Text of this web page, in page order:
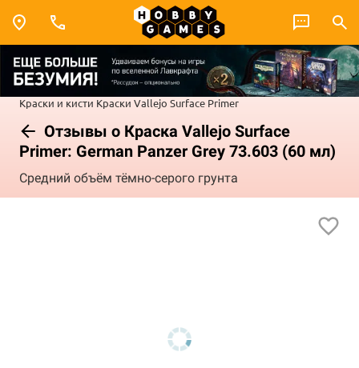
Краски и кисти Краски Vallejo Surface Primer
Отзывы о Краска Vallejo Surface
Primer: German Panzer Grey 73.603 (60 мл)
Средний объём тёмно-серого грунта